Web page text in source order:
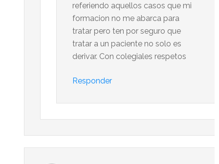
referiendo aquellos casos que mi
formacion no me abarca para
tratar pero ten por seguro que
tratar a un paciente no solo es
derivar. Con colegiales respetos
Responder